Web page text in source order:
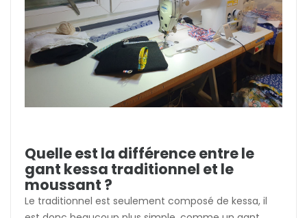
Quelle est la différence entre le
gant kessa traditionnel et le
moussant ?
Le traditionnel est seulement composé de kessa, il